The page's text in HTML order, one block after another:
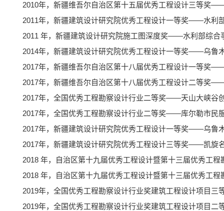
2010年，新疆维吾尔自治区第十五届优秀工程设计三等奖
2011年，新疆建筑设计研究院优秀工程设计一等奖——水利
2011 年，新疆建筑设计研究院施工图深度奖——水利部综合
2014年，新疆建筑设计研究院优秀工程设计一等奖——乌鲁
2017年，新疆维吾尔自治区第十八届优秀工程设计一等奖
2017年，新疆维吾尔自治区第十八届优秀工程设计二等奖
2017年，全国优秀工程勘察设计行业二等奖——天山大峡谷
2017年，全国优秀工程勘察设计行业二等奖——库尔勒市民
2017年，新疆建筑设计研究院优秀工程设计一等奖——乌鲁
2017年，新疆建筑设计研究院优秀工程设计三等奖——凯旋
2018 年，自治区第十九届优秀工程设计暨第十三届优秀工
2018 年，自治区第十九届优秀工程设计暨第十三届优秀工
2019年，全国优秀工程勘察设计行业奖建筑工程设计项目
2019年，全国优秀工程勘察设计行业奖建筑工程设计项目